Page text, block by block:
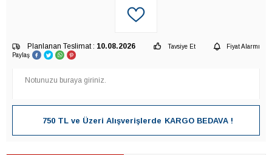
Planlanan Teslimat : 10.08.2026 Tavsiye Et
Fiyat Alarmı
Paylaş
750 TL ve Üzeri Alışverişlerde KARGO BEDAVA !